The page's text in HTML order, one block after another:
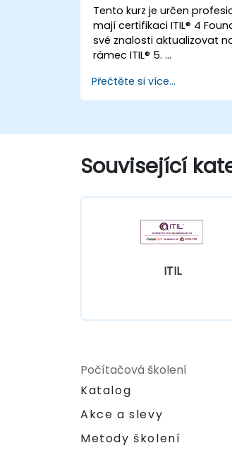
Tento kurz je určen
mají certifikaci ITIL® 4
své znalosti aktualizovat
rámec ITIL® 5.
přičemž zdůrazňuje klíčové
koncepty a rozšířené
Přečtěte si více...
Související
ITIL
Počítačová školení
Katalog
Akce a slevy
Metody školení